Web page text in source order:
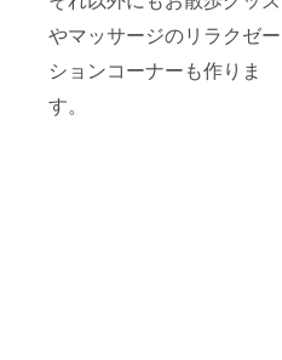
やマッサージのリラクゼー
ションコーナーも作りま
す。